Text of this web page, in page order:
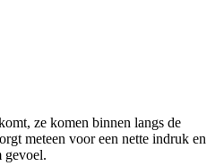
ze komen binnen langs de
meteen voor een nette indruk en
gevoel.